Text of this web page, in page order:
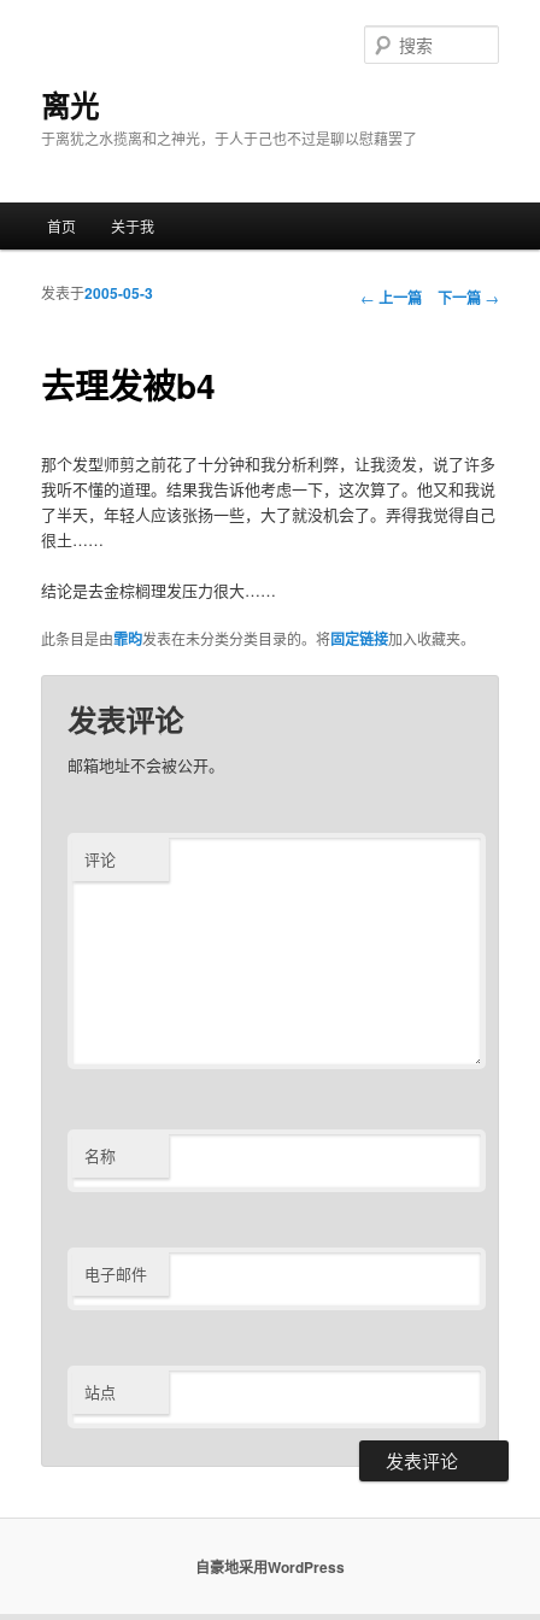
离光
于离犹之水揽离和之神光，于人于己也不过是聊以慰藉罢了
索
跳至主内容区域
跳至副内容区域
首页 关于我
文章导航
← 上一篇 下一篇 →
去理发被b4
发表于2005-05-3
那个发型师剪之前花了十分钟和我分析利弊，让我烫发，说了许多
我听不懂的道理。结果我告诉他考虑一下，这次算了。他又和我说
了半天，年轻人应该张扬一些，大了就没机会了。弄得我觉得自己
很土……
结论是去金棕榈理发压力很大……
此条目是由霏昀发表在未分类分类目录的。将固定链接加入收藏夹。
发表评论
邮箱地址不会被公开。
评论
名称
电子邮件
站点
自豪地采用WordPress